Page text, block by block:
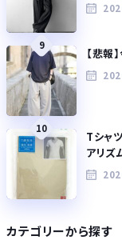
9
【悲報
10
Tシャ
アリズ
カテゴリーから探す